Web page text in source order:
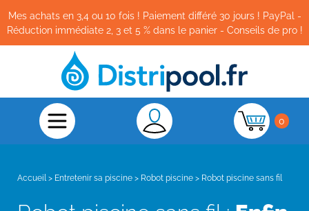
Mes achats en 3,4 ou 10 fois ! Paiement différé 30 jours ! PayPal -
Réduction immédiate 2, 3 et 5 % dans le panier - Conseils de pro !
0
Accueil > Entretenir sa piscine > Robot piscine > Robot piscine sans fil